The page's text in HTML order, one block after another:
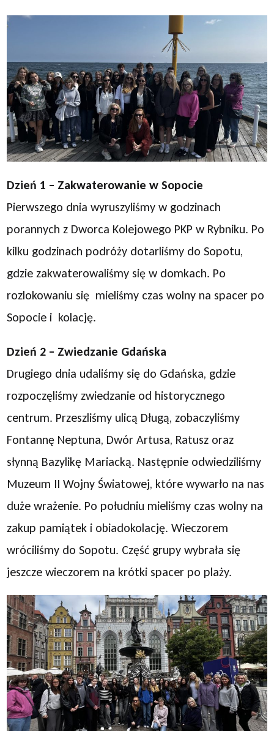
Dzień 1 – Zakwaterowanie w Sopocie
Pierwszego dnia wyruszyliśmy w godzinach
porannych z Dworca Kolejowego PKP w Rybniku. Po
kilku godzinach podróży dotarliśmy do Sopotu,
gdzie zakwaterowaliśmy się w domkach. Po
rozlokowaniu się mieliśmy czas wolny na spacer po
Sopocie i kolację.
Dzień 2 – Zwiedzanie Gdańska
Drugiego dnia udaliśmy się do Gdańska, gdzie
rozpoczęliśmy zwiedzanie od historycznego
centrum. Przeszliśmy ulicą Długą, zobaczyliśmy
Fontannę Neptuna, Dwór Artusa, Ratusz oraz
słynną Bazylikę Mariacką. Następnie odwiedziliśmy
Muzeum II Wojny Światowej, które wywarło na nas
duże wrażenie. Po południu mieliśmy czas wolny na
zakup pamiątek i obiadokolację. Wieczorem
wróciliśmy do Sopotu. Część grupy wybrała się
jeszcze wieczorem na krótki spacer po plaży.